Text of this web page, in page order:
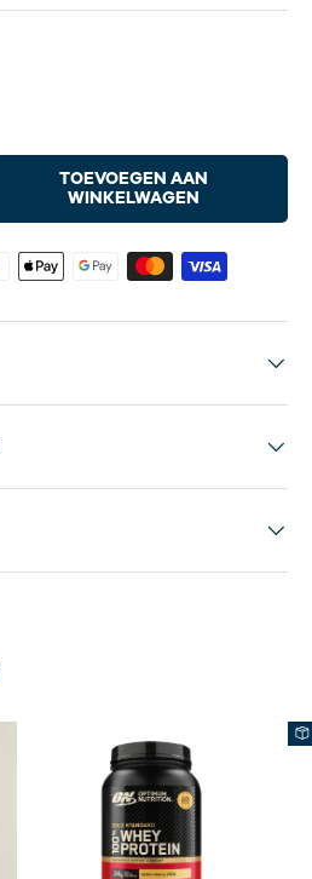
TOEVOEGEN AAN
WINKELWAGEN